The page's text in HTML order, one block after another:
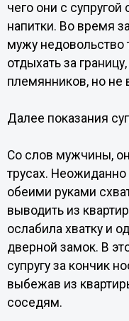
чего они с супругой
напитки. Во время
мужу недовольство
отдыхать за
племянников, но не
Далее показания
Со слов мужчины,
трусах.
обеими руками
выводить из
ослабила хватку и
дверной замок. В
супругу за кончик
выбежав из
соседям.